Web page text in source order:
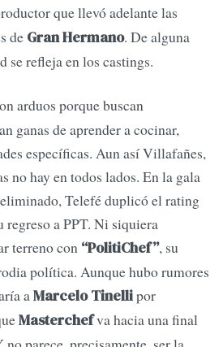
que llevó adelante las
de Gran Hermano. De alguna
se refleja en los castings.
arduos porque buscan
ganas de aprender a cocinar,
específicas. Aun así Villafañes,
no hay en todos lados. En la gala
Telefé duplicó el rating
regreso a PPT. Ni siquiera
terreno con “PolitiChef”, su
política. Aunque hubo rumores
aMarcelo Tinellipor
Masterchefva hacia una final